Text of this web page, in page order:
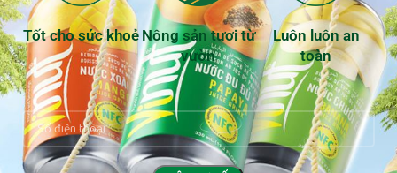
Tốt cho sức khoẻ Nông sản tươi từ
vườn
Luôn luôn an
toàn